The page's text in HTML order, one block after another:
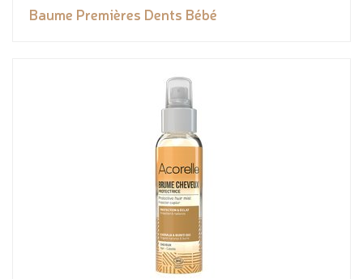
Baume Premières Dents Bébé